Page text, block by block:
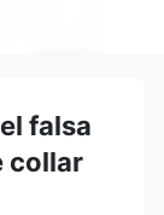
falsa
collar